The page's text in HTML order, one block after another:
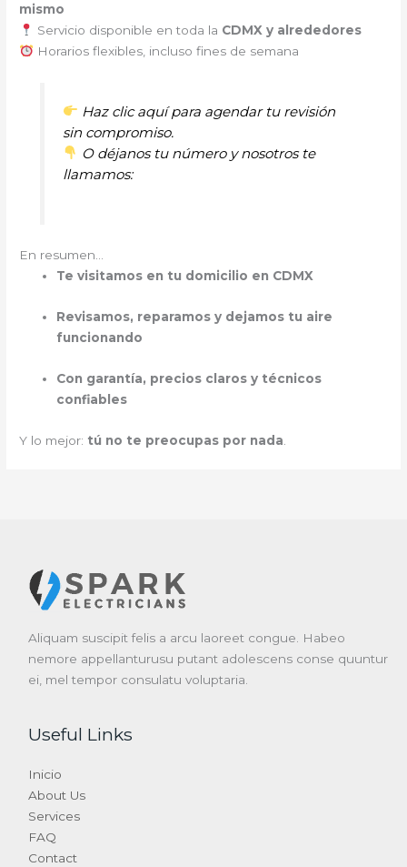
mismo
Servicio disponible en toda la CDMX y alrededores
Horarios flexibles, incluso fines de semana
Haz clic aquí para agendar tu revisión
sin compromiso.
O déjanos tu número y nosotros te
llamamos:
En resumen…
Te visitamos en tu domicilio en CDMX
Revisamos, reparamos y dejamos tu aire
funcionando
Con garantía, precios claros y técnicos
confiables
Y lo mejor: tú no te preocupas por nada
Aliquam suscipit felis a arcu laoreet congue. Habeo
nemore appellanturusu putant adolescens conse quuntur
ei, mel tempor consulatu voluptaria.
Useful Links
Inicio
About Us
Services
FAQ
Contact